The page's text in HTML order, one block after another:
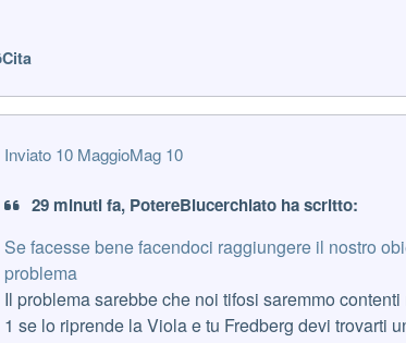
Cita
Inviato 10 MaggioMag 10
29 minuti fa, PotereBlucerchiato ha scritto:
Se facesse bene facendoci raggiungere il nostro
problema
Il problema sarebbe che noi tifosi saremmo
1 se lo riprende la Viola e tu Fredberg devi trovarti